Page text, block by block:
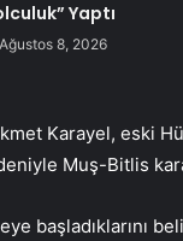
Yaptı
Ağustos 8, 2026
Karayel, eski
Muş-Bitlis
başladıklarını